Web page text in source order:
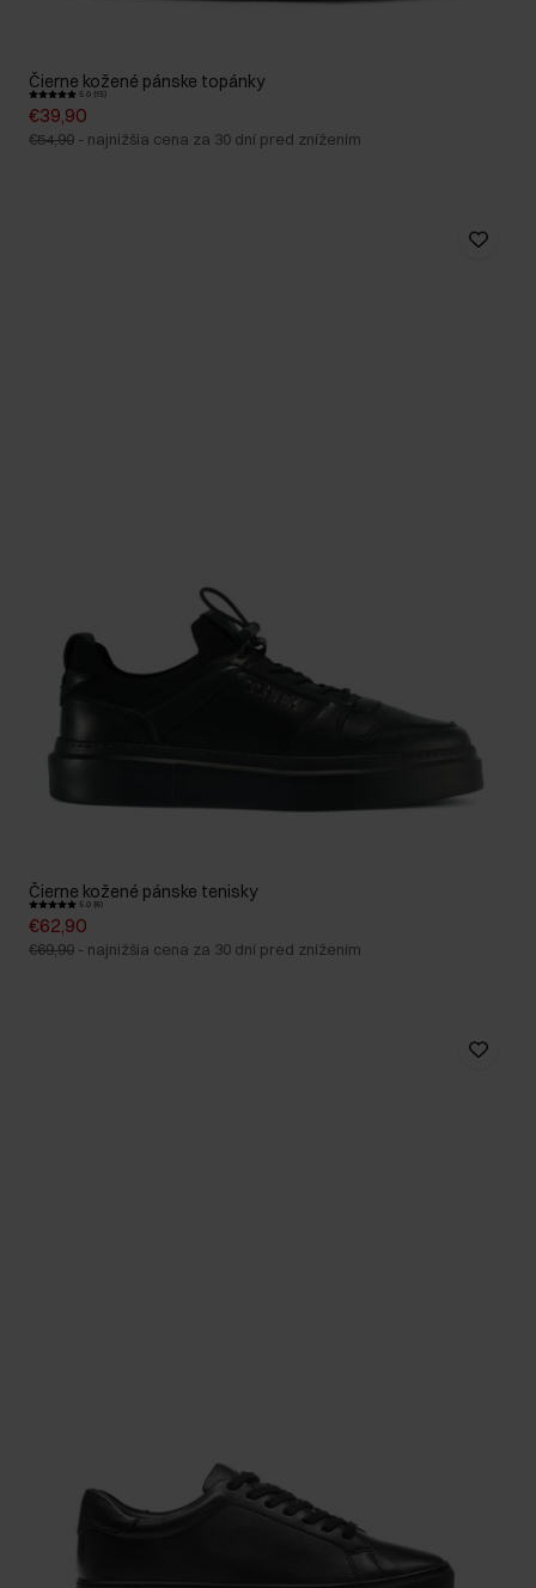
Čierne kožené pánske topánky
5.0 (15)
€39,90
€54,90 - najnižšia cena za 30 dní pred znížením
Čierne kožené pánske tenisky
5.0 (6)
€62,90
€69,90 - najnižšia cena za 30 dní pred znížením